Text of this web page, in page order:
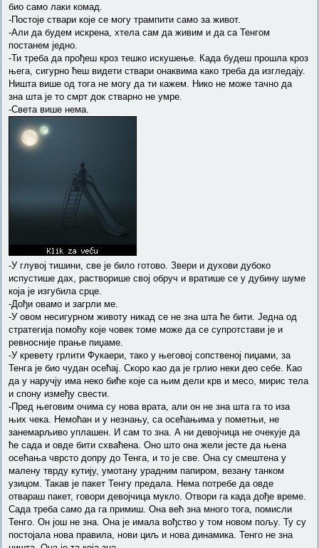
био само лаки комад.
-Постоје ствари које се могу трампити само за живот.
-Али да будем искрена, хтела сам да живим и да са Тенгом
постанем једно.
-Ти треба да прођеш кроз тешко искушење. Када будеш прошла кроз
њега, сигурно ћеш видети ствари онаквима како треба да изгледају.
Ништа више од тога не могу да ти кажем. Нико не може тачно да
зна шта је то смрт док стварно не умре.
-Света више нема.
-У глувој тишини, све је било готово. Звери и духови дубоко
испустише дах, растворише свој обруч и вратише се у дубину шуме
која је изгубила срце.
-Дођи овамо и загрли ме.
-У овом несигурном животу никад се не зна шта ће бити. Једна од
стратегија помоћу које човек томе може да се супротстави је и
ревносније прање пиџаме.
-У кревету грлити Фукаери, тако у његовој сопственој пиџами, за
Тенга је био чудан осећај. Скоро као да је грлио неки део себе. Као
да у наручју има неко биће које са њим дели крв и месо, мирис тела
и спону између свести.
-Пред његовим очима су нова врата, али он не зна шта га то иза
њих чека. Немоћан и у незнању, са осећањима у пометњи, не
занемарљиво уплашен. И сам то зна. А ни девојчица не очекује да
ће сада и овде бити схваћена. Оно што она жели јесте да њена
осећања чврсто допру до Тенга, и то је све. Она су смештена у
малену тврду кутију, умотану урадним папиром, везану танком
узицом. Такав је пакет Тенгу предала. Нема потребе да овде
отвараш пакет, говори девојчица мукло. Отвори га када дође време.
Сада треба само да га примиш. Она већ зна много тога, помисли
Тенго. Он још не зна. Она је имала вођство у том новом пољу. Ту су
постојала нова правила, нови циљ и нова динамика. Тенго не зна